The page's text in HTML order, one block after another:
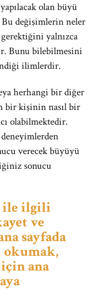
olan büyü
Bu değişimlerin neler
yalnızca
Bunu bilebilmesini
ilimlerdir.
herhangi bir diğer
bir kişinin nasıl bir
olabilmektedir.
verecek büyüyü
sonucu
ile ilgili
ve
sayfada
okumak,
ana